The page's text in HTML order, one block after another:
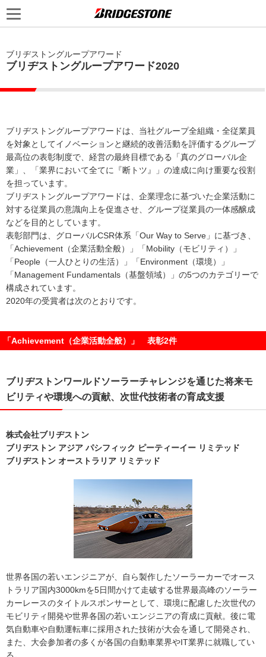
ブリヂストングループアワード
ブリヂストングループアワード2020
ブリヂストングループアワードは、当社グループ全組織・全従業員
を対象としてイノベーションと継続的改善活動を評価するグループ
最高位の表彰制度で、経営の最終目標である「真のグローバル企
業」、「業界において全てに『断トツ』」の達成に向け重要な役割
を担っています。
ブリヂストングループアワードは、企業理念に基づいた企業活動に
対する従業員の意識向上を促進させ、グループ従業員の一体感醸成
などを目的としています。
表彰部門は、グローバルCSR体系「Our Way to Serve」に基づき、
「Achievement（企業活動全般）」「Mobility（モビリティ）」
「People（一人ひとりの生活）」「Environment（環境）」
「Management Fundamentals（基盤領域）」の5つのカテゴリーで
構成されています。
2020年の受賞者は次のとおりです。
「Achievement（企業活動全般）」 表彰2件
ブリヂストンワールドソーラーチャレンジを通じた将来モ
ビリティや環境への貢献、次世代技術者の育成⽀援
株式会社ブリヂストン
ブリヂストン アジア パシフィック ピーティーイー リミテッド
ブリヂストン オーストラリア リミテッド
世界各国の若いエンジニアが、⾃ら製作したソーラーカーでオース
トラリア国内3000kmを5⽇間かけて⾛破する世界最⾼峰のソーラー
カーレースのタイトルスポンサーとして、環境に配慮した次世代の
モビリティ開発や世界各国の若いエンジニアの育成に貢献。後に電
気自動車や自動運転車に採用された技術が大会を通して開発され、
また、大会参加者の多くが各国の自動車業界やIT業界に就職してい